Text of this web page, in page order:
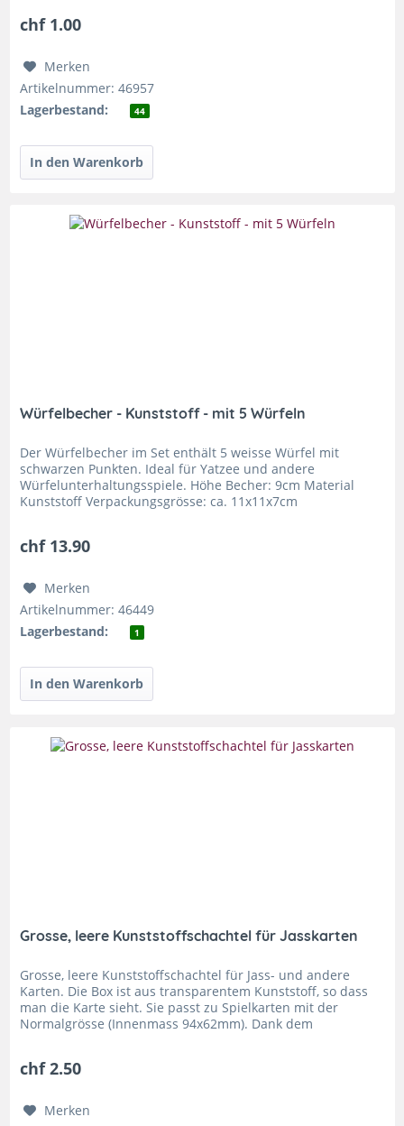
chf 1.00
Merken
Artikelnummer: 46957
Lagerbestand:
44
Würfelbecher - Kunststoff - mit 5 Würfeln
Der Würfelbecher im Set enthält 5 weisse Würfel mit
schwarzen Punkten. Ideal für Yatzee und andere
Würfelunterhaltungsspiele. Höhe Becher: 9cm Material
Kunststoff Verpackungsgrösse: ca. 11x11x7cm
chf 13.90
Merken
Artikelnummer: 46449
Lagerbestand:
1
Grosse, leere Kunststoffschachtel für Jasskarten
Grosse, leere Kunststoffschachtel für Jass- und andere
Karten. Die Box ist aus transparentem Kunststoff, so dass
man die Karte sieht. Sie passt zu Spielkarten mit der
Normalgrösse (Innenmass 94x62mm). Dank dem
chf 2.50
Merken